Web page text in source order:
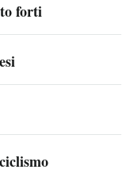
forti